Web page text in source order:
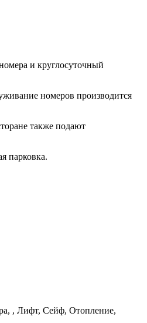
и круглосуточный
номеров производится
также подают
парковка.
, Лифт, Сейф, Отопление,